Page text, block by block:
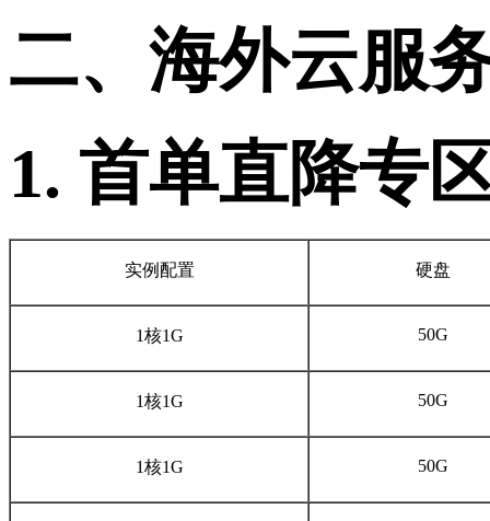
二、 海外云服
1. 首单直降专
实例配置 硬盘
1核1G 50G
1核1G 50G
1核1G 50G